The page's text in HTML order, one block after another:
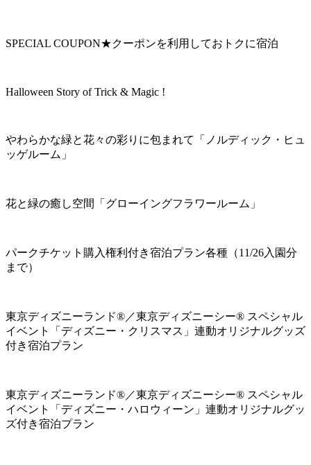
SPECIAL COUPON★クーポンを利用しておトクに宿泊
Halloween Story of Trick & Magic !
やわらかな緑と花々の彩りに包まれて「ノルディック・ヒュ
ッゲルーム」
花と緑の癒し空間「グローイングフラワールーム」
パークチケット購入権利付き宿泊プラン各種（11/26入園分
まで）
東京ディズニーランド®／東京ディズニーシー® スペシャル
イベント「ディズニー・クリスマス」連動オリジナルグッズ
付き宿泊プラン
東京ディズニーランド®／東京ディズニーシー® スペシャル
イベント「ディズニー・ハロウィーン」連動オリジナルグッ
ズ付き宿泊プラン